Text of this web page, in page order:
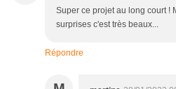
Super ce projet au long court !
surprises c'est très beaux...
Répondre